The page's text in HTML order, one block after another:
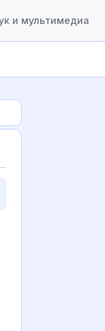
и мультимедиа